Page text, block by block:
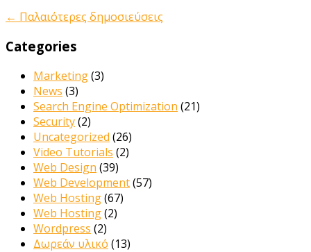
← Παλαιότερες δημοσιεύσεις
Categories
Marketing(3)
News (3)
Search Engine Optimization (21)
Security(2)
Uncategorized (26)
Video Tutorials (2)
Web Design (39)
Web Development(57)
Web Hosting(67)
Web Hosting(2)
Wordpress (2)
Δωρεάν υλικό (13)